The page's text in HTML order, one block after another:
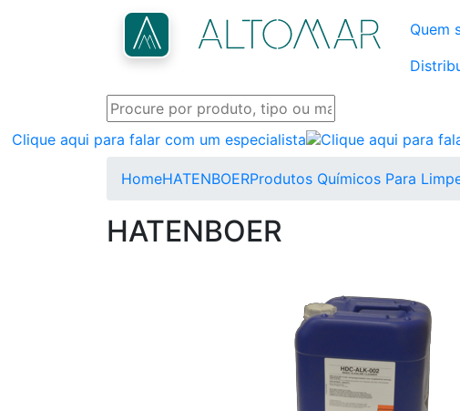
Quem
Clique aqui para falar com um especialista
HomeHATENBOERProdutos Químicos Para
HATENBOER